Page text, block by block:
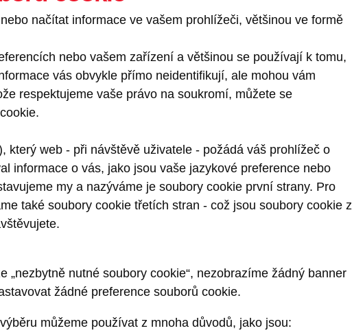
načítat informace ve vašem prohlížeči, většinou ve formě
nebo vašem zařízení a většinou se používají k tomu,
vás obvykle přímo neidentifikují, ale mohou vám
respektujeme vaše právo na soukromí, můžete se
který web - při návštěvě uživatele - požádá váš prohlížeč o
informace o vás, jako jsou vaše jazykové preference nebo
my a nazýváme je soubory cookie první strany. Pro
také soubory cookie třetích stran - což jsou soubory cookie z
„nezbytně nutné soubory cookie“, nezobrazíme žádný banner
žádné preference souborů cookie.
můžeme používat z mnoha důvodů, jako jsou: